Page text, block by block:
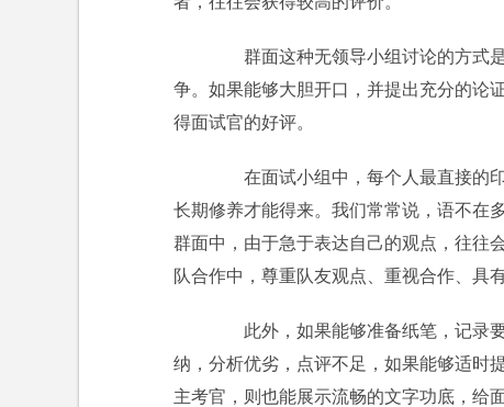
群面这种无领导小组讨论的方式是
争。如果能够大胆开口，并提出充分的论
得面试官的好评。
在面试小组中，每个人最直接的印
长期修养才能得来。我们常常说，语不在
群面中，由于急于表达自己的观点，往往
队合作中，尊重队友观点、重视合作、具
此外，如果能够准备纸笔，记录要
纳，分析优劣，点评不足，如果能够适时
主考官，则也能展示流畅的文字功底，给